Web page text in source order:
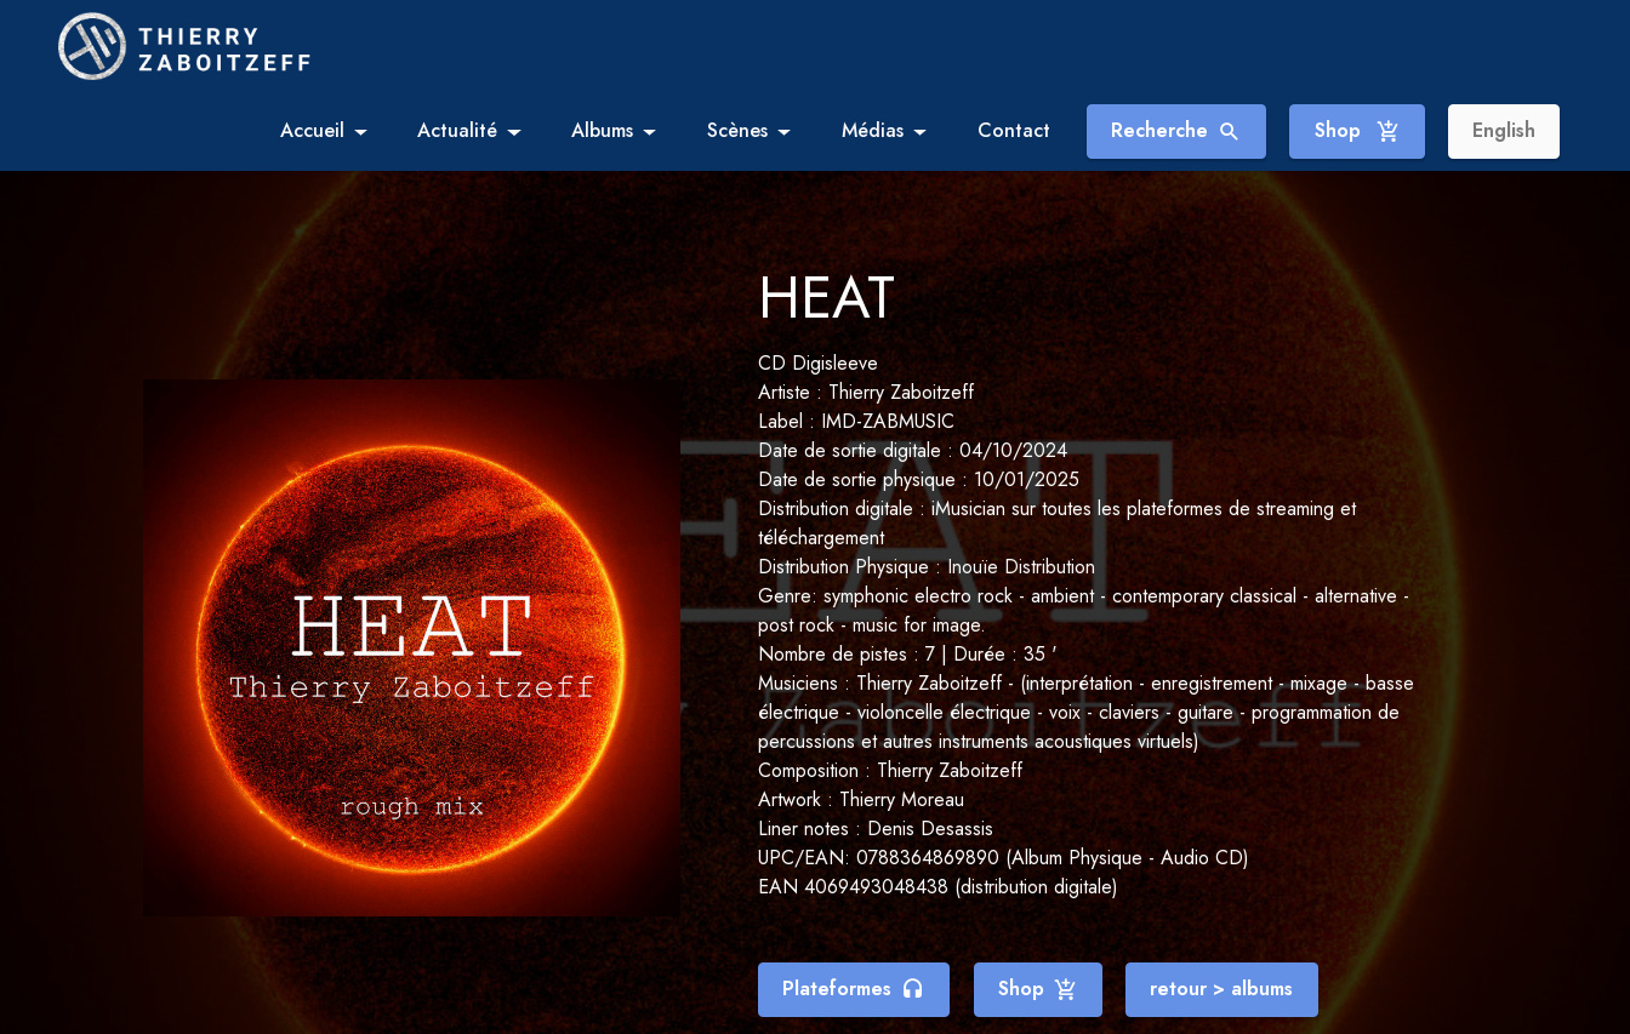
Accueil Actualité Albums Scènes Médias Contact Recherche Shop English
HEAT
CD Digisleeve
Artiste : Thierry Zaboitzeff
Label : IMD-ZABMUSIC
Date de sortie digitale : 04/10/2024
Date de sortie physique : 10/01/2025
Distribution digitale : iMusician sur toutes les plateformes de streaming et
téléchargement
Distribution Physique :Inouïe Distribution
Genre: symphonic electro rock - ambient - contemporary classical - alternative -
post rock - music for image.
Nombre de pistes : 7 | Durée : 35 '
Musiciens : Thierry Zaboitzeff - (interprétation - enregistrement - mixage - basse
électrique - violoncelle électrique - voix - claviers - guitare - programmation de
percussions et autres instruments acoustiques virtuels)
Composition : Thierry Zaboitzeff
Artwork : Thierry Moreau
Liner notes : Denis Desassis
UPC/EAN: 0788364869890 (Album Physique - Audio CD)
EAN 4069493048438 (distribution digitale)
Plateformes Shop retour > albums